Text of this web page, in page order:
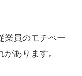
業員のモチベー
あります。